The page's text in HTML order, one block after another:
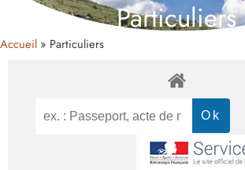
Particuliers
Accueil Particuliers